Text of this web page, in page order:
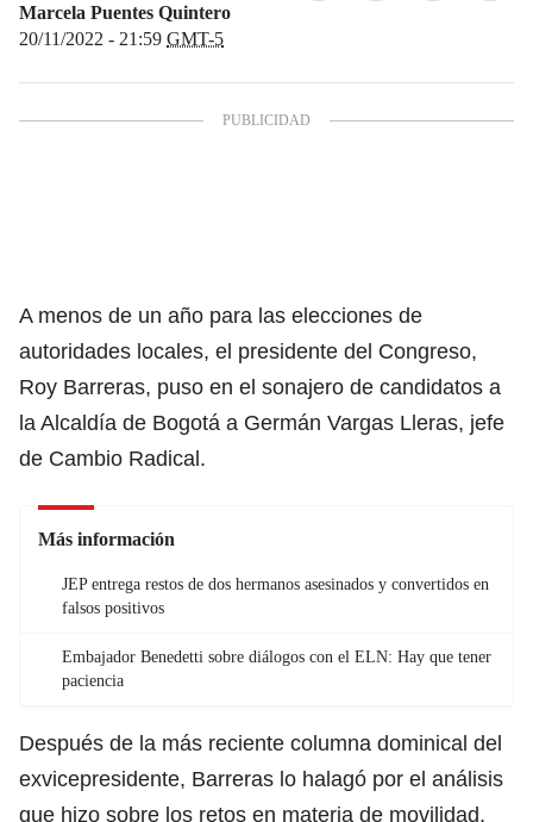
Marcela Puentes Quintero
20/11/2022 - 21:59 GMT-5
A menos de un año para las elecciones de
autoridades locales, el presidente del Congreso,
Roy Barreras, puso en el sonajero de candidatos a
la Alcaldía de Bogotá a Germán Vargas Lleras, jefe
de Cambio Radical.
Más información
JEP entrega restos de dos hermanos asesinados y convertidos en
falsos positivos
Embajador Benedetti sobre diálogos con el ELN: Hay que tener
paciencia
Después de la más reciente columna dominical del
exvicepresidente, Barreras lo halagó por el análisis
que hizo sobre los retos en materia de movilidad,